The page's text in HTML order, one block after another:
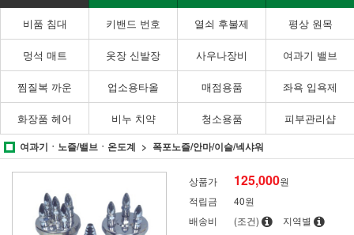
비품 침대 키밴드 번호 열쇠 후불제 평상 원목
멍석 매트 옷장 신발장 사우나장비 여과기 밸브
찜질복 까운 업소용타올 매점용품 좌욕 입욕제
화장품 헤어 비누 치약 청소용품 피부관리샵
여과기ㆍ노즐/밸브ㆍ온도계 폭포노즐/안마/이슬/넥샤워
상품가 125,000원
적립금
40원
배송비
(조건) 지역별